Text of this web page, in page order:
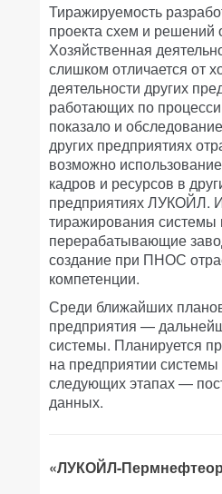
Тиражируемость
проекта схем и решений
Хозяйственная
слишком отличается от
деятельности других
работающих по
показало и
других предприятиях
возможно
кадров и ресурсов в
предприятиях ЛУКОЙЛ.
тиражирования системы
перерабатывающие
создание при ПНОС
компетенции.
Среди ближайших
предприятия —
системы. Планируется
на предприятии
следующих этапах —
данных.
«ЛУКОЙЛ-